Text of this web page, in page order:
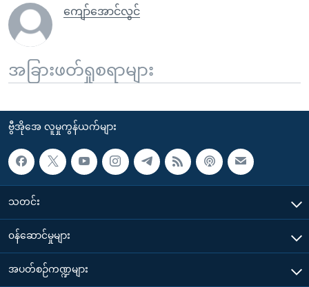
ကျော်အောင်လွင်
အခြားဖတ်ရှုစရာများ
ဗွီအိုအေ လူမှုကွန်ယက်များ
သတင်း
၀န်ဆောင်မှုများ
အပတ်စဉ်ကဏ္ဍများ